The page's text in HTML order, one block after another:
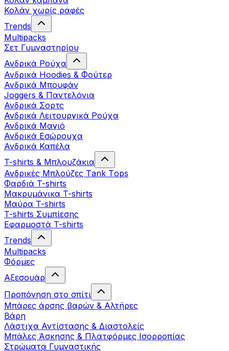
Κολάν χωρίς ραφές
Trends
Multipacks
Σετ Γυμναστηρίου
Ανδρικά Ρούχα
Ανδρικά Hoodies & Φούτερ
Ανδρικά Μπουφάν
Joggers & Παντελόνια
Ανδρικά Σορτς
Ανδρικά Λειτουργικά Ρούχα
Ανδρικά Μαγιό
Ανδρικά Εσώρουχα
Ανδρικά Καπέλα
T-shirts & Μπλουζάκια
Ανδρικές Mπλούζες Τank Τops
Φαρδιά T-shirts
Μακρυμάνικα T-shirts
Μαύρα T-shirts
T-shirts Συμπίεσης
Εφαρμοστά T-shirts
Trends
Multipacks
Φόρμες
Αξεσουάρ
Προπόνηση στο σπίτι
Μπάρες άρσης βαρών & Αλτήρες
Βάρη
Λάστιχα Αντίστασης & Διαστολείς
Μπάλες Άσκησης & Πλατφόρμες Ισορροπίας
Στρώματα Γυμναστικής